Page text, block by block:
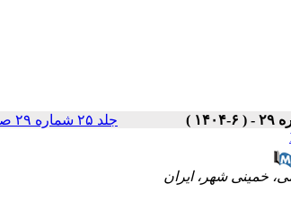
جلد ۲۵ شماره ۲۹ صفحات ۲۳-۱
خمینی شهر، ایران